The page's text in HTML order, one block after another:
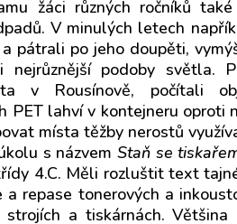
žáci různých ročníků
V minulých letech
pátrali po jeho doupěti,
nejrůznější podoby světla.
v Rousínově, počítali
PET lahví v kontejneru oproti
místa těžby nerostů
s názvem Staň se
4.C. Měli rozluštit text
a repase tonerových a
strojích a tiskárnách.